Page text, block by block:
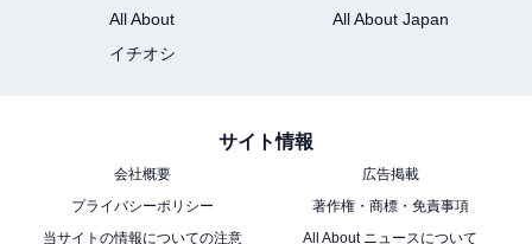
All About
All About Japan
イチオシ
サイト情報
会社概要
広告掲載
プライバシーポリシー
著作権・商標・免責事項
当サイトの情報についての注意
All About ニュースについて